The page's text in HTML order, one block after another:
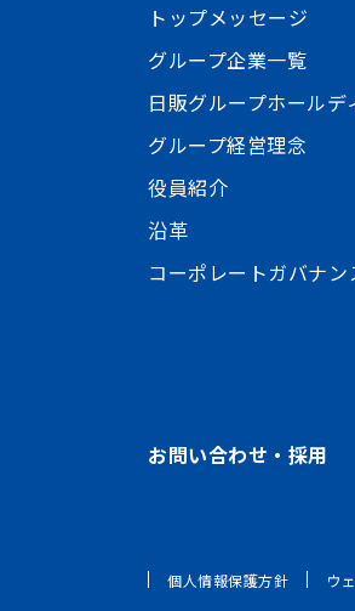
トップメッセージ
グループ企業一覧
日販グループホールデ
グループ経営理念
役員紹介
沿革
コーポレートガバナン
お問い合わせ・採用
個人情報保護方針 ウ